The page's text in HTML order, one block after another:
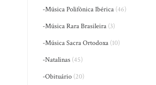
-Música Polifônica Ibérica (46)
-Música Rara Brasileira (3)
-Música Sacra Ortodoxa (10)
-Natalinas (45)
-Obituário (20)